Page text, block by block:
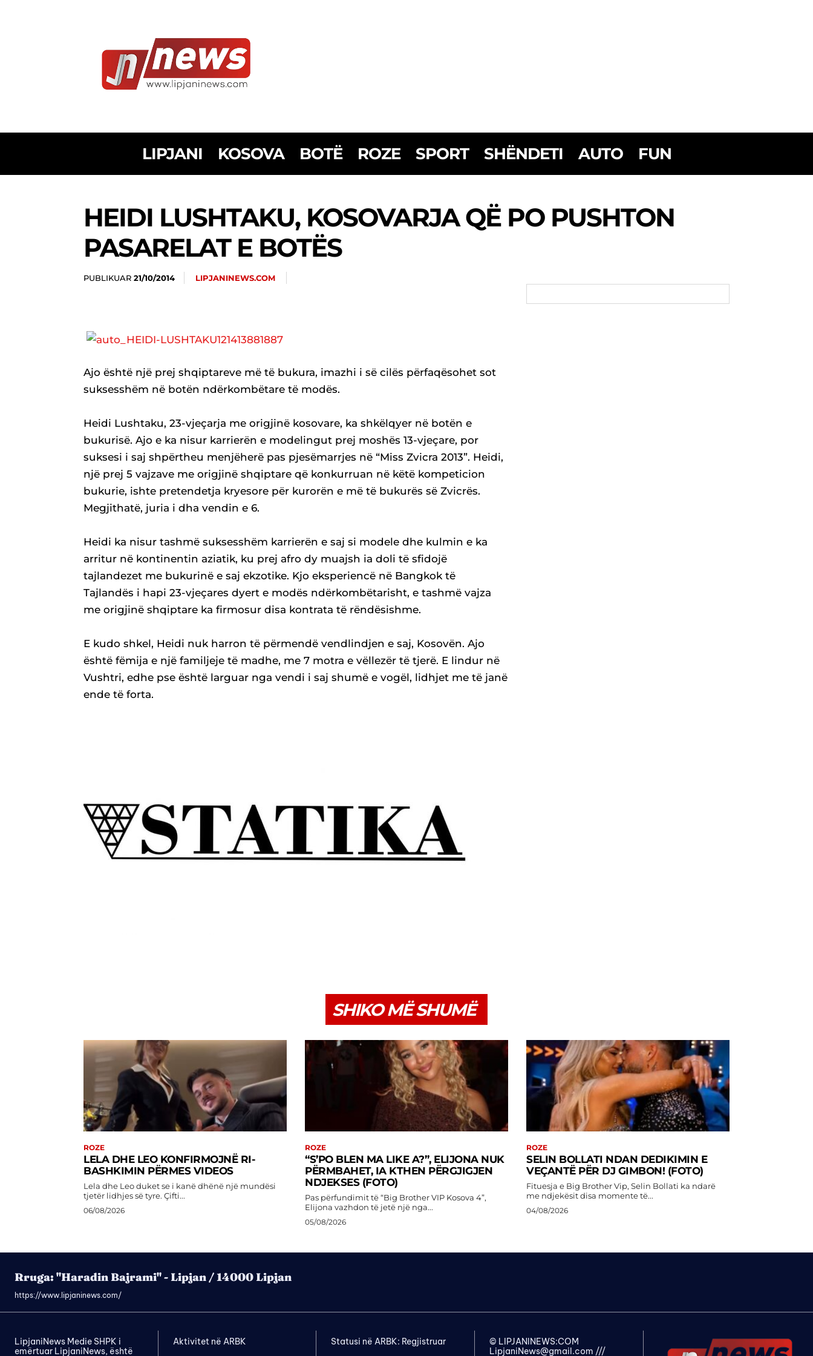
LIPJANI KOSOVA BOTË ROZE SPORT SHËNDETI AUTO FUN
HEIDI LUSHTAKU, KOSOVARJA QË PO PUSHTON
PASARELAT E BOTËS
PUBLIKUAR 21/10/2014 LIPJANINEWS.COM
Ajo është një prej shqiptareve më të bukura, imazhi i së cilës përfaqësohet sot
suksesshëm në botën ndërkombëtare të modës.
Heidi Lushtaku, 23-vjeçarja me origjinë kosovare, ka shkëlqyer në botën e
bukurisë. Ajo e ka nisur karrierën e modelingut prej moshës 13-vjeçare, por
suksesi i saj shpërtheu menjëherë pas pjesëmarrjes në “Miss Zvicra 2013”. Heidi,
një prej 5 vajzave me origjinë shqiptare që konkurruan në këtë kompeticion
bukurie, ishte pretendetja kryesore për kurorën e më të bukurës së Zvicrës.
Megjithatë, juria i dha vendin e 6.
Heidi ka nisur tashmë suksesshëm karrierën e saj si modele dhe kulmin e ka
arritur në kontinentin aziatik, ku prej afro dy muajsh ia doli të sfidojë
tajlandezet me bukurinë e saj ekzotike. Kjo eksperiencë në Bangkok të
Tajlandës i hapi 23-vjeçares dyert e modës ndërkombëtarisht, e tashmë vajza
me origjinë shqiptare ka firmosur disa kontrata të rëndësishme.
E kudo shkel, Heidi nuk harron të përmendë vendlindjen e saj, Kosovën. Ajo
është fëmija e një familjeje të madhe, me 7 motra e vëllezër të tjerë. E lindur në
Vushtri, edhe pse është larguar nga vendi i saj shumë e vogël, lidhjet me të janë
ende të forta.
SHIKO MË SHUMË
ROZE
LELA DHE LEO KONFIRMOJNË RI-
BASHKIMIN PËRMES VIDEOS
Lela dhe Leo duket se i kanë dhënë një mundësi
tjetër lidhjes së tyre. Çifti...
06/08/2026
ROZE
“S’PO BLEN MA LIKE A?”, ELIJONA NUK
PËRMBAHET, IA KTHEN PËRGJIGJEN
NDJEKSES (FOTO)
Pas përfundimit të “Big Brother VIP Kosova 4”,
Elijona vazhdon të jetë një nga...
05/08/2026
ROZE
SELIN BOLLATI NDAN DEDIKIMIN E
VEÇANTË PËR DJ GIMBON! (FOTO)
Fituesja e Big Brother Vip, Selin Bollati ka ndarë
me ndjekësit disa momente të...
04/08/2026
Rruga: "Haradin Bajrami" - Lipjan / 14000 Lipjan
https://www.lipjaninews.com/
LipjaniNews Medie SHPK i
emërtuar LipjaniNews, është
Aktivitet në ARBK Statusi në ARBK: Regjistruar
© LIPJANINEWS:COM
LipjaniNews@gmail.com ///